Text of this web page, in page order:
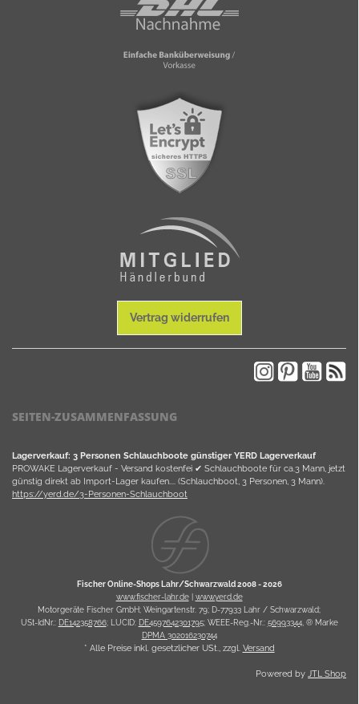
Vertrag widerrufen
SEITEN-ZUSAMMENFASSUNG
Lagerverkauf: 3 Personen Schlauchboote günstiger YERD Lagerverkauf
PROWAKE Lagerverkauf - Versand kostenfei ✔ Schlauchboote für ca.3 Mann, jetzt
günstig direkt ab Import-Lager kaufen.... (Schlauchboot, 3 Personen, 3 Mann).
https://yerd.de/3-Personen-Schlauchboot
Fischer Online-Shops Lahr/Schwarzwald 2008 -2026
www.fischer-lahr.de| www.yerd.de
Motorgeräte Fischer GmbH; Weingartenstr. 79; D-77933 Lahr / Schwarzwald;
USt-IdNr.: DE142358766; LUCID: DE4597642301795; WEEE-Reg.-Nr.: 56993344, ® Marke
DPMA 302016230744
* Alle Preise inkl. gesetzlicher USt., zzgl. Versand
Powered byJTL Shop